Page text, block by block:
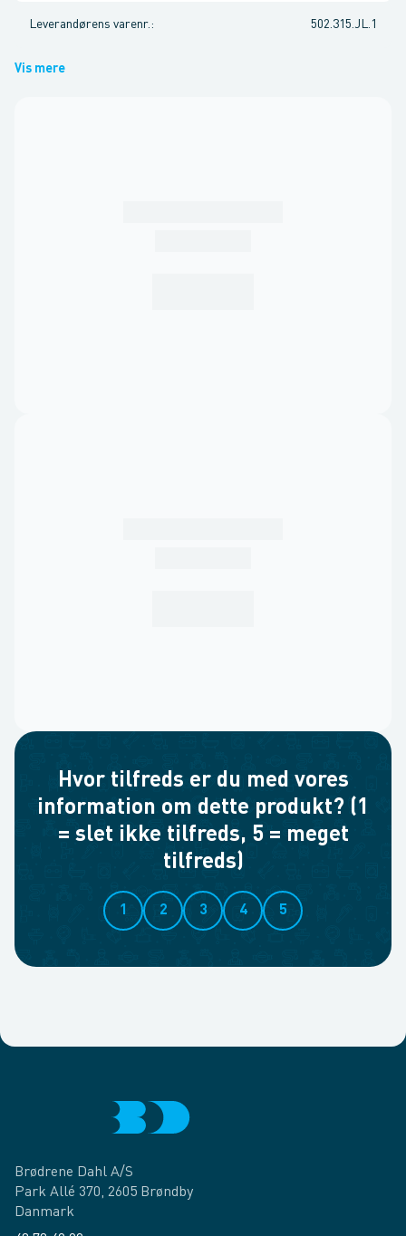
Leverandørens varenr. : 502.315.JL.1
Vis mere
Hvor tilfreds er du med vores
information om dette produkt? (1
= slet ikke tilfreds, 5 = meget
tilfreds)
1 2 3 4 5
Brødrene Dahl A/S
Park Allé 370, 2605 Brøndby
Danmark